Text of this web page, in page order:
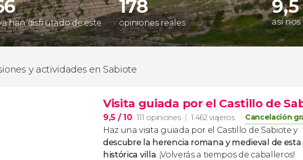
han disfrutado de este
178
opiniones reales
9,5
así
y actividades en Sabiote
Visita guiada por el Castillo de
9,5 / 10 111 opiniones 1.462 viajeros Cancelación
Haz una visita guiada por el Castillo de Sabiote y
descubre la herencia romana y medieval de esta
histórica villa. ¡Volverás a tiempos de caballeros!